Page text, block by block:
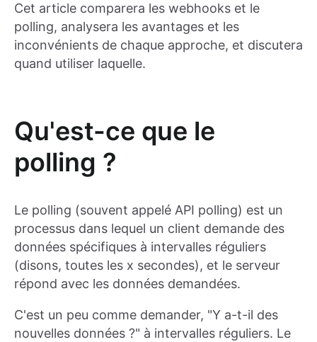
Cet article comparera les webhooks et le
polling, analysera les avantages et les
inconvénients de chaque approche, et discutera
quand utiliser laquelle.
Qu'est-ce que le
polling ?
Le polling (souvent appelé API polling) est un
processus dans lequel un client demande des
données spécifiques à intervalles réguliers
(disons, toutes les x secondes), et le serveur
répond avec les données demandées.
C'est un peu comme demander, "Y a-t-il des
nouvelles données ?" à intervalles réguliers. Le